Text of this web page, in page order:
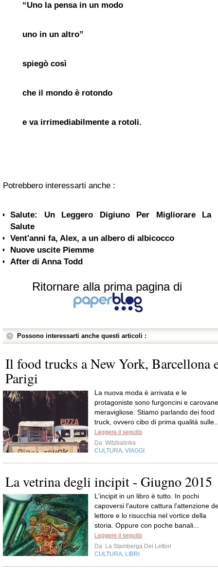
“Uno la pensa in un modo
uno in un altro”
spiegò così
che il mondo è rotondo
e va irrimediabilmente a rotoli.
Potrebbero interessarti anche :
Salute: Un Leggero Digiuno Per Migliorare La
Salute
Vent'anni fa, Alex, a un albero di albicocco
Nuove uscite Piemme
After di Anna Todd
Ritornare alla prima pagina di
Possono interessarti anche questi articoli :
Il food trucks a New York, Barcellona
Parigi
La nuova moda è arrivata e le
protagoniste sono furgoncini e carovane
meravigliose. Stiamo parlando dei food
truck, ovvero cibo di prima qualitá
Leggere il seguito
Da Witzbalinka
CULTURA VIAGGI
La vetrina degli incipit - Giugno 2015
L'incipit in un libro è tutto. In pochi
capoversi l'autore cattura l'attenzione
lettore e lo risucchia nel vortice della
storia. Oppure con poche banali...
Leggere il seguito
Da La Stamberga Dei Lettori
CULTURA LIBRI